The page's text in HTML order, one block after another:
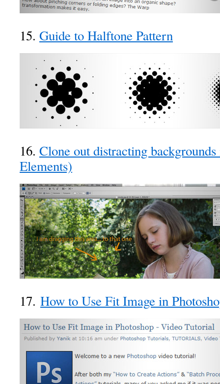
15. Guide to Halftone Pattern
16. Clone out distracting
Elements)
17. How to Use Fit Image in